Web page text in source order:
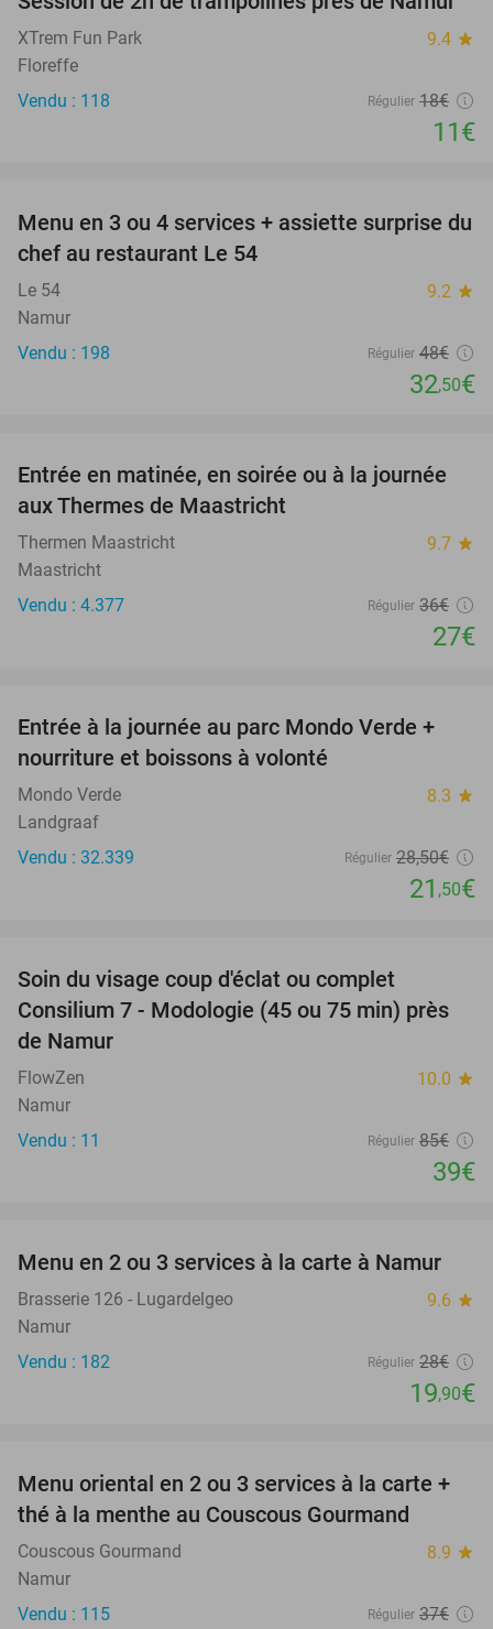
39%
XTrem Fun Park 9.4 star
Floreffe
Vendu : 118
Régulier 18€
11€
32%
Menu en 3 ou 4 services + assiette surprise du
chef au restaurant Le 54
Le 54 9.2 star
Namur
Vendu : 198
Régulier 48€
32,50€
25%
Entrée en matinée, en soirée ou à la journée
aux Thermes de Maastricht
Thermen Maastricht 9.7 star
Maastricht
Vendu : 4.377
Régulier 36€
27€
25%
Entrée à la journée au parc Mondo Verde +
nourriture et boissons à volonté
Mondo Verde 8.3 star
Landgraaf
Vendu : 32.339
Régulier 28,50€
21 ,50€
Soin du visage coup d'éclat ou complet
Consilium 7 - Modologie (45 ou 75 min) près
de Namur
FlowZen 10.0 star
Namur
Vendu : 11
Régulier 85€
39€
29%
Menu en 2 ou 3 services à la carte à Namur
Brasserie 126 - Lugardelgeo 9.6 star
Namur
Vendu : 182
Régulier 28€
19,90€
46%
Menu oriental en 2 ou 3 services à la carte +
thé à la menthe au Couscous Gourmand
Couscous Gourmand 8.9 star
Namur
Vendu : 115
Régulier 37€